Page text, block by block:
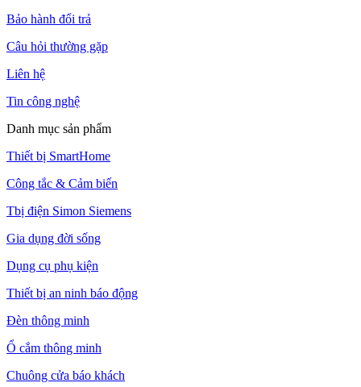
Bảo hành đổi trả
Câu hỏi thường gặp
Liên hệ
Tin công nghệ
Danh mục sản phẩm
Thiết bị SmartHome
Công tắc & Cảm biến
Tbị điện Simon Siemens
Gia dụng đời sống
Dụng cụ phụ kiện
Thiết bị an ninh báo động
Đèn thông minh
Ổ cắm thông minh
Chuông cửa báo khách